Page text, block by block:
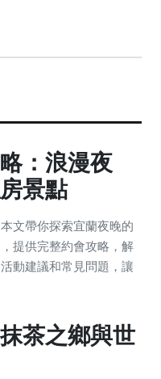
：浪漫夜
景點
文帶你探索宜蘭夜晚的
提供完整約會攻略，解
動建議和常見問題，讓
茶之鄉與世